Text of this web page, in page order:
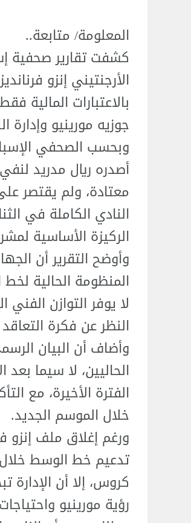
المعلومة/ متابعة..
كشفت تقارير صحفية
الأرجنتيني إنزو
بالاعتبارات المالية
جوزيه مورينيو وإدارة
وبحسب الصحفي
أصدره ريال مدريد
معتادة، ولم يقتصر
النادي الكاملة في
الركيزة الأساسية
وأوضح التقرير أن
المنظومة الحالية
لا يوفر التوازن
النظر عن فكرة
وأضاف أن البيان
الحاليين، لا سيما
الفترة الأخيرة، مع
خلال الموسم الجديد.
ورغم إغلاق ملف إنزو
تدعيم خط الوسط
كروس، إلا أن
رؤية مورينيو